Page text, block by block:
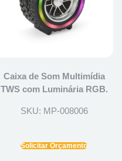
Caixa de Som Multimídia
TWS com Luminária RGB.
SKU: MP-008006
Solicitar Orçamento